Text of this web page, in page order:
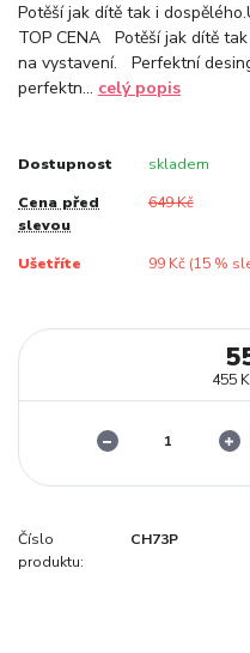
Potěší jak dítě tak i
TOP CENA Potěší jak dítě
na vystavení. Perfektní
perfektn... celý popis
Dostupnost skladem
Cena před
slevou
649 Kč
Ušetříte 99 Kč (15%
455
Číslo
produktu:
CH73P